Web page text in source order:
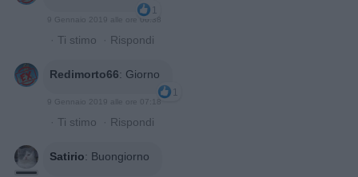
1
9 Gennaio 2019 alle ore 06:38
· Ti stimo · Rispondi
Redimorto66: Giorno
1
9 Gennaio 2019 alle ore 07:18
· Ti stimo · Rispondi
Satirio: Buongiorno